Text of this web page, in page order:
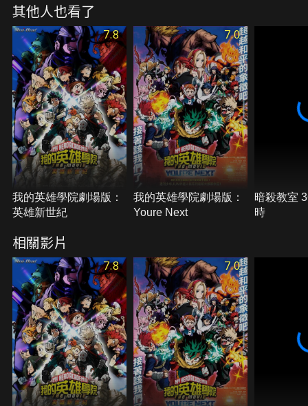
成為隊員，跟職業英雄們一起面對這場世界性的危
機。 隨著人類滅亡的倒數時間一步步逼近，他們到底
能不能守護這個世界的未來呢── 延續前作，本集是
原作者‧堀越耕平擔任總監修與角色原案設計的超熱血
作品。 我英史上最大規模的作品，即將撼動觀眾們的
心。
其他人也看了
7.8
我的英雄學院劇場版：
英雄新世紀
7.0
我的英雄學院劇場版：
Youre Next
暗殺教室
時
相關影片
7.8 7.0